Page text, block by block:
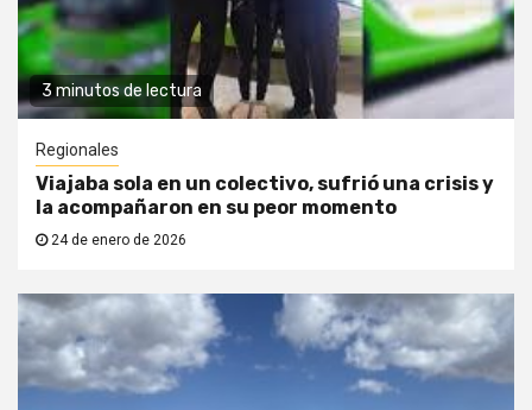
3 minutos de lectura
Regionales
Viajaba sola en un colectivo, sufrió una crisis y
la acompañaron en su peor momento
24 de enero de 2026